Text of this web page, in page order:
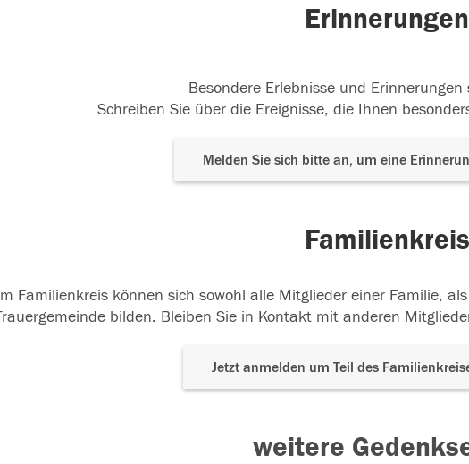
Erinnerungen
Besondere Erlebnisse und
Schreiben Sie über die Ereignisse, die Ihnen
Melden Sie sich bitte an, um eine
Familienkreis
Familienkreis können sich sowohl alle Mitglieder einer Familie,
bilden. Bleiben Sie in Kontakt mit anderen
Jetzt anmelden um Teil des
weitere